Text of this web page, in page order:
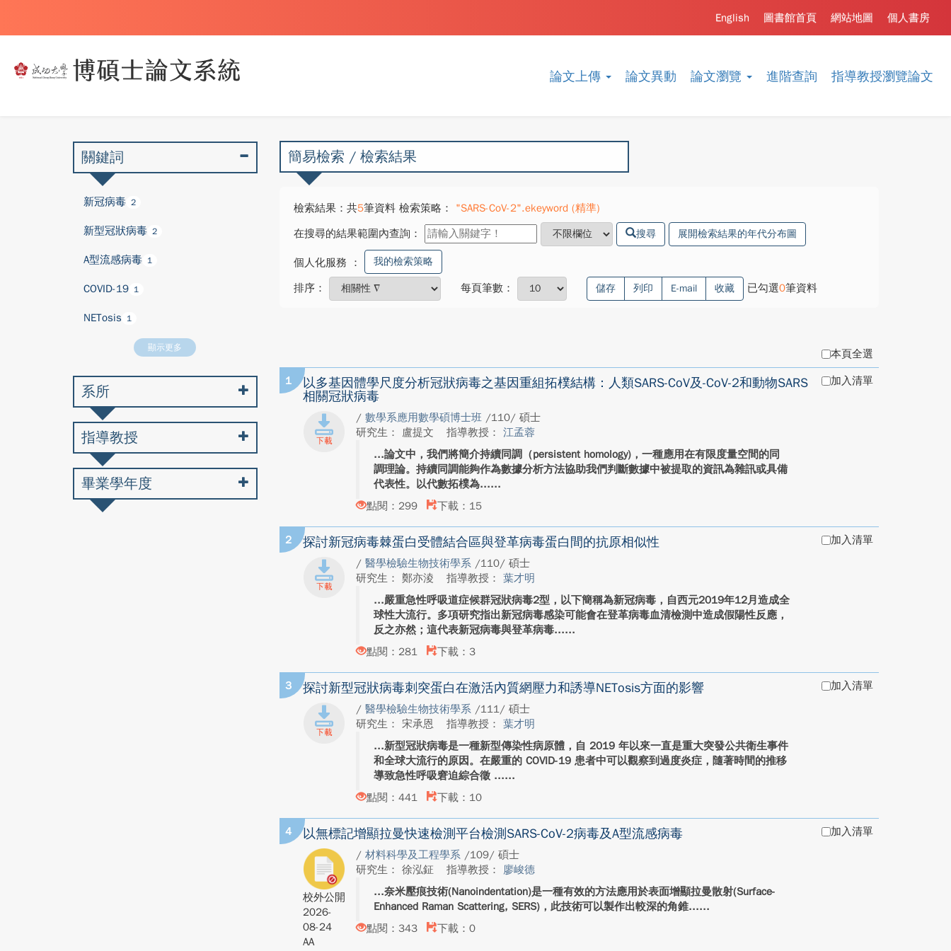
論文上傳 論文異動 論文瀏覽 進階查詢 指導教授瀏覽論文
個人書房
網站地圖
圖書館首頁
English
簡易檢索 / 檢索結果
檢索結果：共5筆資料 檢索策略：
"SARS-CoV-2".ekeyword (精準)
在搜尋的結果範圍內查詢：
搜尋 展開檢索結果的年代分布圖
個人化服務 ： 我的檢索策略
排序： 每頁筆數： 儲存 列印 E-mail 收藏 已勾選0筆資料
本頁全選
1
以多基因體學尺度分析冠狀病毒之基因重組拓樸結構：人類SARS-CoV及-CoV-2和動物SARS
相關冠狀病毒
/ 數學系應用數學碩博士班 /110/ 碩士
研究生： 盧提文
指導教授： 江孟蓉
論文中，我們將簡介持續同調（persistent homology)，一種應用在有限度量空間的同
調理論。持續同調能夠作為數據分析方法協助我們判斷數據中被提取的資訊為雜訊或具備
代表性。以代數拓樸為...
點閱：299
下載：15
加入清單
2 探討新冠病毒棘蛋白受體結合區與登革病毒蛋白間的抗原相似性
/ 醫學檢驗生物技術學系 /110/ 碩士
研究生： 鄭亦淩
指導教授： 葉才明
嚴重急性呼吸道症候群冠狀病毒2型，以下簡稱為新冠病毒，自西元2019年12月造成全
球性大流行。多項研究指出新冠病毒感染可能會在登革病毒血清檢測中造成假陽性反應，
反之亦然；這代表新冠病毒與登革病毒...
點閱：281
下載：3
加入清單
3 探討新型冠狀病毒刺突蛋白在激活內質網壓力和誘導NETosis方面的影響
/ 醫學檢驗生物技術學系 /111/ 碩士
研究生： 宋承恩
指導教授： 葉才明
新型冠狀病毒是一種新型傳染性病原體，自 2019 年以來一直是重大突發公共衛生事件
和全球大流行的原因。在嚴重的 COVID-19 患者中可以觀察到過度炎症，隨著時間的推移
導致急性呼吸窘迫綜合徵 ...
點閱：441
下載：10
加入清單
4 以無標記增顯拉曼快速檢測平台檢測SARS-CoV-2病毒及A型流感病毒
校外公開
2026-
08-24
AA
/ 材料科學及工程學系 /109/ 碩士
研究生： 徐泓鉦
指導教授： 廖峻德
奈米壓痕技術(Nanoindentation)是一種有效的方法應用於表面增顯拉曼散射(Surface-
Enhanced Raman Scattering, SERS)，此技術可以製作出較深的角錐...
點閱：343
下載：0
加入清單
關鍵詞
新冠病毒 2
新型冠狀病毒 2
A型流感病毒 1
COVID-19 1
NETosis 1
顯示更多
系所
指導教授
畢業學年度